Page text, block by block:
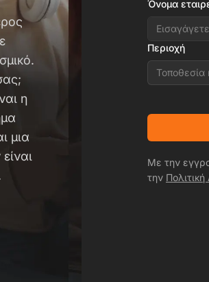
η
μια
Όνομα
Περιοχή
Τοποθεσία
Με την
την